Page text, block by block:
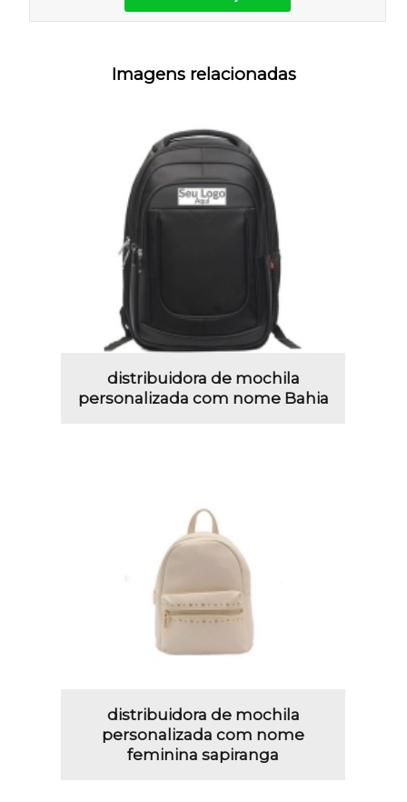
Imagens relacionadas
distribuidora de mochila
personalizada com nome Bahia
distribuidora de mochila
personalizada com nome
feminina sapiranga